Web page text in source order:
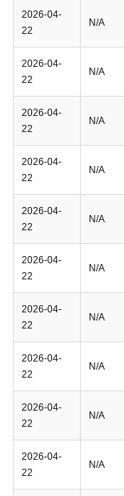
2026-04-
22
N/A
2026-04-
22
N/A
2026-04-
22
N/A
2026-04-
22
N/A
2026-04-
22
N/A
2026-04-
22
N/A
2026-04-
22
N/A
2026-04-
22
N/A
2026-04-
22
N/A
2026-04-
22
N/A